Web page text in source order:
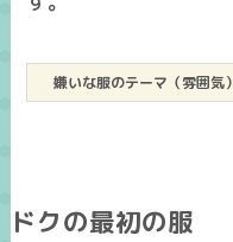
嫌いな服のテーマ（雰囲気）
ドクの最初の服